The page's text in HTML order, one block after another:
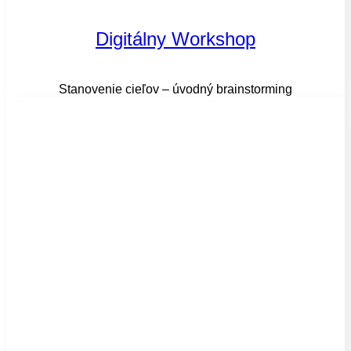
Digitálny Workshop
Stanovenie cieľov – úvodný brainstorming